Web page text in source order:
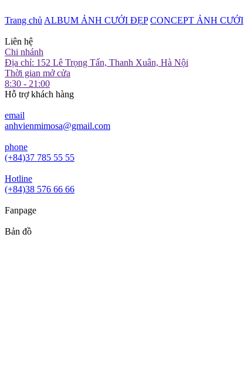
Trang chủ ALBUM ẢNH CƯỚI ĐẸP CONCEPT ẢNH CƯỚI
Liên hệ
Chi nhánh
Địa chỉ: 152 Lê Trọng Tấn, Thanh Xuân, Hà Nội
Thời gian mở cửa
8:30 - 21:00
Hỗ trợ khách hàng
email
anhvienmimosa@gmail.com
phone
(+84)37 785 55 55
Hotline
(+84)38 576 66 66
Fanpage
Bản đồ